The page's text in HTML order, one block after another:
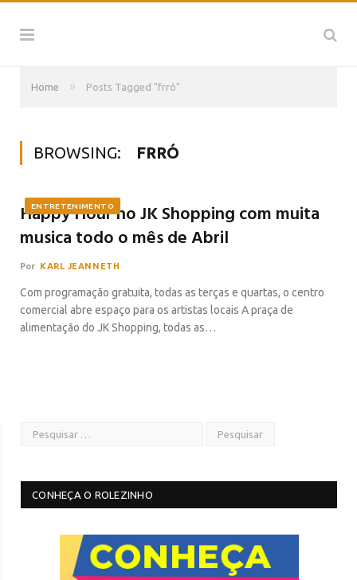
Home » Posts Tagged "frró"
BROWSING: FRRÓ
ENTRETENIMENTO
Happy Hour no JK Shopping com muita
musica todo o mês de Abril
Por KARL JEANNETH
Com programação gratuita, todas as terças e quartas, o centro
comercial abre espaço para os artistas locais A praça de
alimentação do JK Shopping, todas as…
CONHEÇA O ROLEZINHO